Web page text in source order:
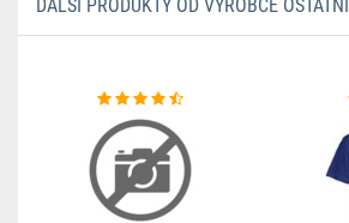
DALŠÍ PRODUKTY OD VÝROBCE OSTATNÍ